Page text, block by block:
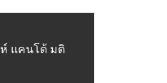
แคนโด้ มติ